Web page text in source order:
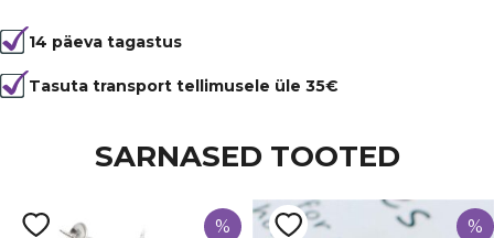
Värvus
Kuldne
Tüüp
ripatsi ots
14 päeva tagastus
Tasuta transport tellimusele üle 35€
SARNASED TOOTED
% %